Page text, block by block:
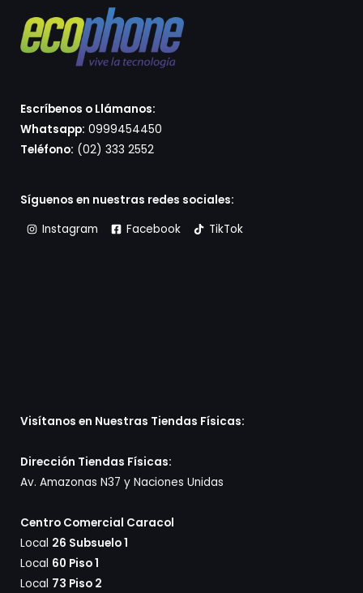
Escríbenos o Llámanos:
Whatsapp: 0999454450
Teléfono: (02) 333 2552
Síguenos en nuestras redes sociales:
Instagram
Facebook TikTok
Visítanos en Nuestras Tiendas Físicas:
Dirección Tiendas Físicas:
Av. Amazonas N37 y Naciones Unidas
Centro Comercial Caracol
Local 26 Subsuelo 1
Local 60 Piso 1
Local 73 Piso 2